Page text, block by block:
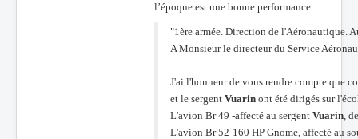
l’époque est une bonne performance.
"1ère armée. Direction de l'Aéronautique.
A Monsieur le directeur du Service
J'ai l'honneur de vous rendre compte que
et le sergent Vuarin ont été dirigés sur
L'avion Br 49 -affecté au sergent Vuarin,
L'avion Br 52-160 HP Gnome, affecté au